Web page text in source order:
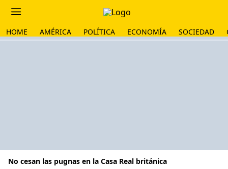
HOME AMÉRICA POLÍTICA ECONOMÍA SOCIEDAD
No cesan las pugnas en la Casa Real británica